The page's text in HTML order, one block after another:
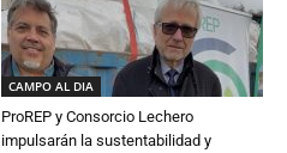
CAMPO AL DIA
ProREP y Consorcio Lechero
impulsarán la sustentabilidad y